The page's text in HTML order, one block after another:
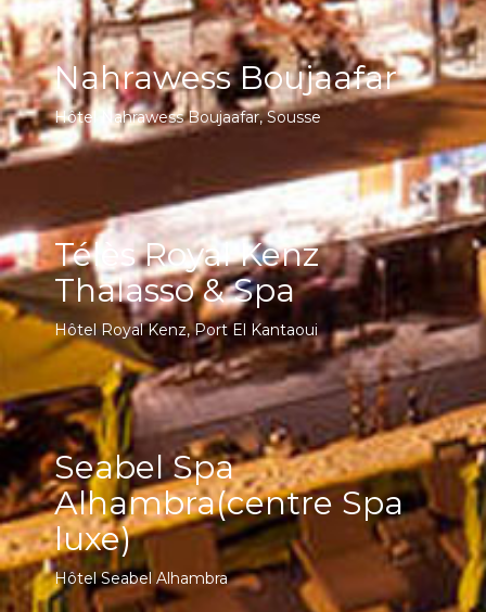
Nahrawess Boujaafar
Hôtel Nahrawess Boujaafar, Sousse
Télès Royal Kenz
Thalasso & Spa
Hôtel Royal Kenz, Port El Kantaoui
Seabel Spa
Alhambra(centre Spa
luxe)
Hôtel Seabel Alhambra